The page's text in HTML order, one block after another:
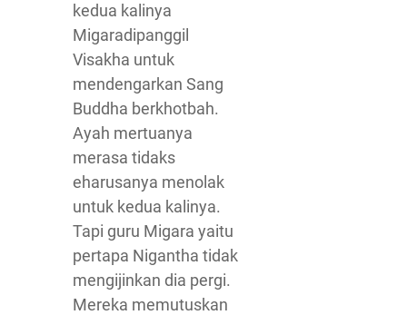
kedua kalinya
Migaradipanggil
Visakha untuk
mendengarkan Sang
Buddha berkhotbah.
Ayah mertuanya
merasa tidaks
eharusanya menolak
untuk kedua kalinya.
Tapi guru Migara yaitu
pertapa Nigantha tidak
mengijinkan dia pergi.
Mereka memutuskan